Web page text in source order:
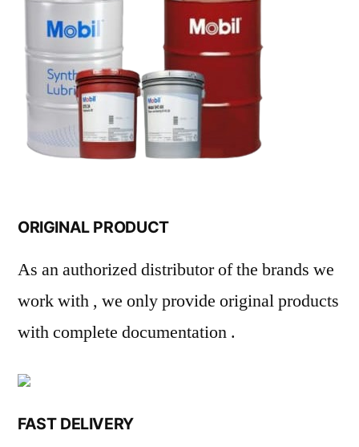
ORIGINAL PRODUCT
As an authorized distributor of the brands we
work with , we only provide original products
with complete documentation .
FAST DELIVERY